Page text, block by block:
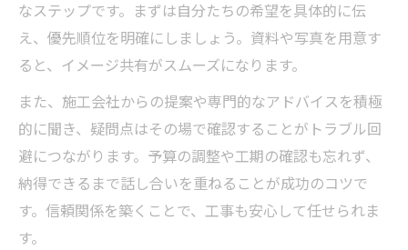
なステップです。まずは自分たちの希望を具体的に伝
え、優先順位を明確にしましょう。資料や写真を用意す
ると、イメージ共有がスムーズになります。
また、施工会社からの提案や専門的なアドバイスを積極
的に聞き、疑問点はその場で確認することがトラブル回
避につながります。予算の調整や工期の確認も忘れず、
納得できるまで話し合いを重ねることが成功のコツで
す。信頼関係を築くことで、工事も安心して任せられま
す。